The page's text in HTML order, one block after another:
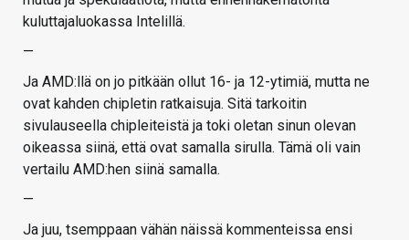
kuluttajaluokassa Intelillä.
—
Ja AMD:llä on jo pitkään ollut 16- ja 12-ytimiä, mutta ne
ovat kahden chipletin ratkaisuja. Sitä tarkoitin
sivulauseella chipleiteistä ja toki oletan sinun olevan
oikeassa siinä, että ovat samalla sirulla. Tämä oli vain
vertailu AMD:hen siinä samalla.
—
Ja juu, tsemppaan vähän näissä kommenteissa ensi